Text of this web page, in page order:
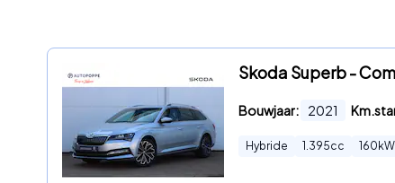
Skoda Superb -
Bouwjaar: 2021
Hybride 1.395cc 160 kW